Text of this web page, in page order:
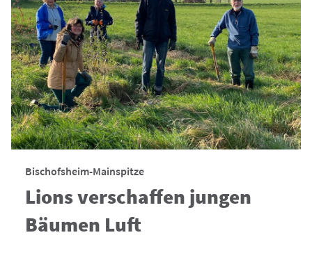
Bischofsheim-Mainspitze
Lions verschaffen jungen
Bäumen Luft